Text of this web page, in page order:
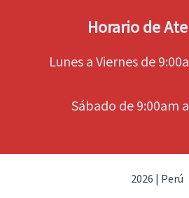
Horario de
Lunes a Viernes de
Sábado de 9:00am
2026 | Perú